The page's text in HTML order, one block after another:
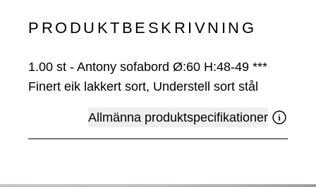
PRODUKTBESKRIVNING
1.00 st - Antony sofabord Ø:60 H:48-49 ***
Finert eik lakkert sort, Understell sort stål
Allmänna produktspecifikationer